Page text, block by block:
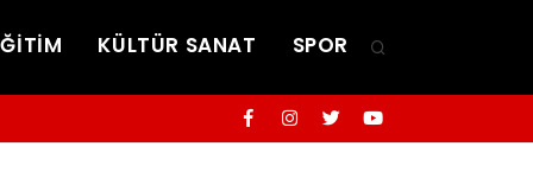
KÜLTÜR SANAT SPOR